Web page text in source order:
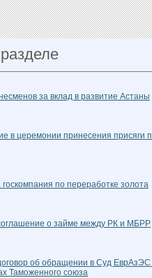
за вклад в развитие Астаны
в церемонии принесения присяги
по переработке золота
о займе между РК и МБРР
об обращении в Суд
Таможенного союза